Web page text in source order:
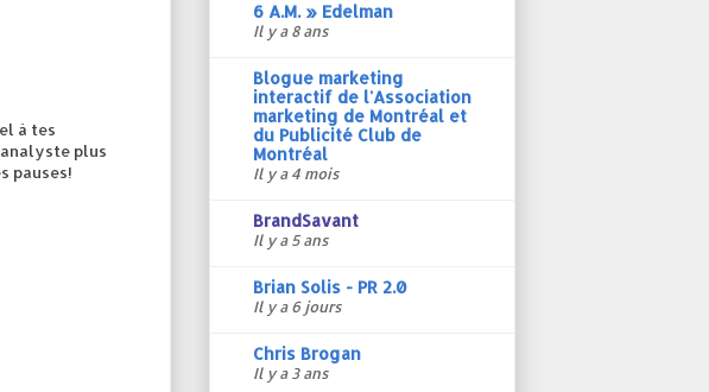
à tes
plus
pauses!
6 A.M. » Edelman
Il y a 8 ans
Blogue marketing
interactif de l'Association
marketing de Montréal et
du Publicité Club de
Montréal
Il y a 4 mois
BrandSavant
Il y a 5 ans
Brian Solis - PR 2.0
Il y a 6 jours
Chris Brogan
Il y a 3 ans